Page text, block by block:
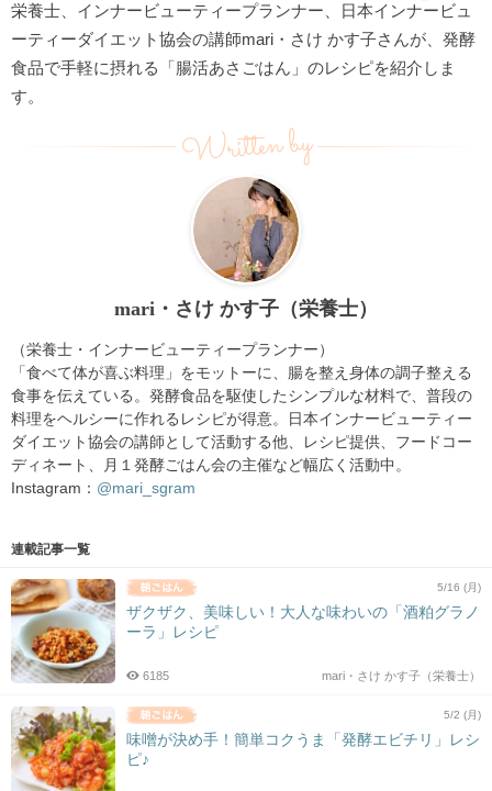
栄養士、インナービューティープランナー、日本インナービュ
ーティーダイエット協会の講師mari・さけ かす子さんが、発酵
食品で手軽に摂れる「腸活あさごはん」のレシピを紹介しま
す。
Written by
mari・さけ かす子（栄養士）
（栄養士・インナービューティープランナー）
「食べて体が喜ぶ料理」をモットーに、腸を整え身体の調子整える
食事を伝えている。発酵食品を駆使したシンプルな材料で、普段の
料理をヘルシーに作れるレシピが得意。日本インナービューティー
ダイエット協会の講師として活動する他、レシピ提供、フードコー
ディネート、月１発酵ごはん会の主催など幅広く活動中。
Instagram： @mari_sgram
連載記事一覧
5/16 (月)
ザクザク、美味しい！大人な味わいの「酒粕グラノ
ーラ」レシピ
mari・さけ かす子（栄養士）
6185
5/2 (月)
味噌が決め手！簡単コクうま「発酵エビチリ」レシ
ピ♪